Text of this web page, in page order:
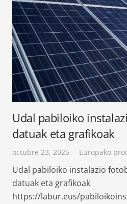
Udal pabiloiko
datuak eta grafikoak
octubre 23, 2025 Europako
Udal pabiloiko instalazio
datuak eta grafikoak
https://labur.eus/